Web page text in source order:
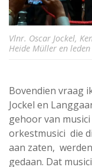
Vlnr. Oscar Jockel,
Heide Müller en
Bovendien vraag
Jockel en
gehoor van
orkestmusici die
aan zaten,
gedaan. Dat